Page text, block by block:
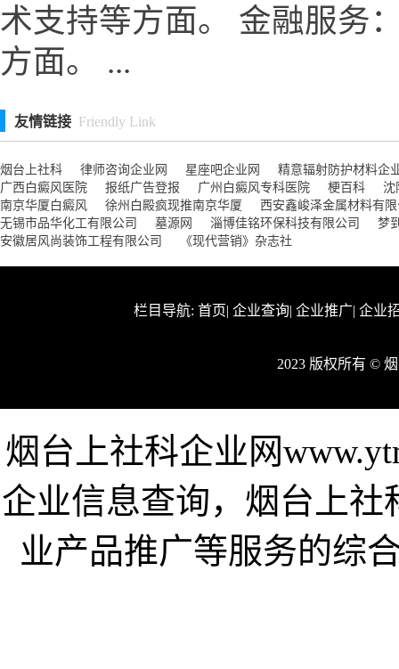
术支持等方面。 金融服务
方面。 ...
友情链接 Friendly Link
烟台上社科 律师咨询企业网 星座吧企业网
精意辐射防护材料企
广西白癜风医院
报纸广告登报 广州白癜风专科医院 梗百科
沈
南京华厦白癜风
徐州白殿疯现推南京华厦
西安鑫峻泽金属材料有
无锡市品华化工有限公司
墓源网 淄博佳铭环保科技有限公司
梦
安徽居风尚装饰工程有限公司
《现代营销》杂志社
栏目导航: 首页| 企业查询| 企业推广| 企业
2023 版权所有 ©
烟台上社科企业网
企业信息查询，烟台上
业产品推广等服务的综